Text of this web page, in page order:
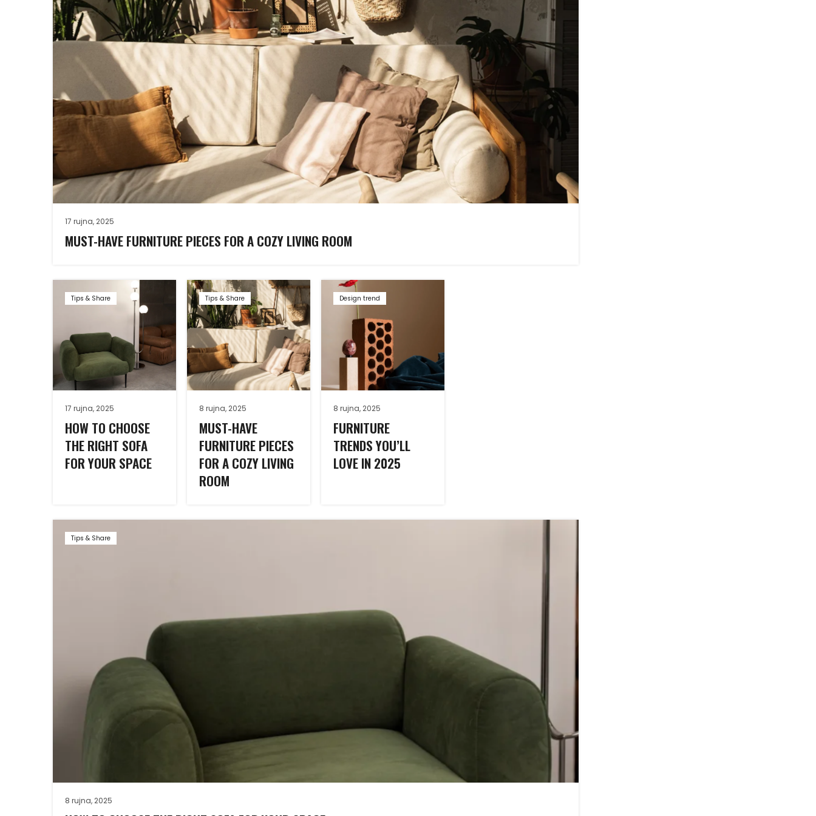
17 rujna, 2025
MUST-HAVE FURNITURE PIECES FOR A COZY LIVING ROOM
Tips & Share
17 rujna, 2025
HOW TO CHOOSE
THE RIGHT SOFA
FOR YOUR SPACE
Tips & Share
8 rujna, 2025
MUST-HAVE
FURNITURE PIECES
FOR A COZY LIVING
ROOM
Design trend
8 rujna, 2025
FURNITURE
TRENDS YOU’LL
LOVE IN 2025
Tips & Share
8 rujna, 2025